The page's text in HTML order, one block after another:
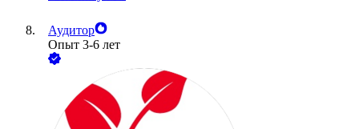
Аудитор
Опыт 3-6 лет